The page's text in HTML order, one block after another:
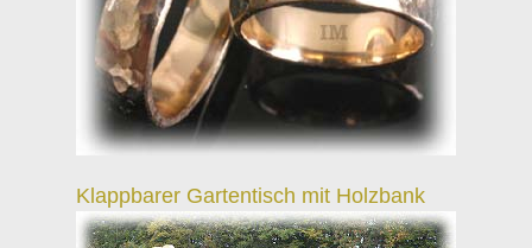
Klappbarer Gartentisch mit Holzbank